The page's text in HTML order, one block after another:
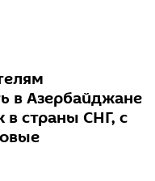
в Азербайджане
страны СНГ, с